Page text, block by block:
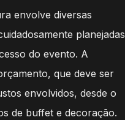
envolve diversas
planejadas
do evento. A
que deve ser
envolvidos, desde o
de buffet e decoração.